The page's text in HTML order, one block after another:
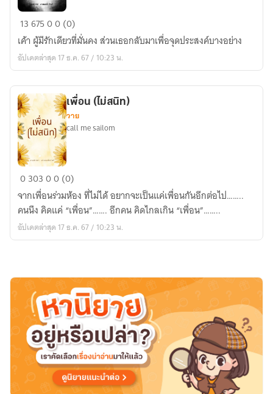
Bad
love
รัก
ร้าย
นาย
เย็น
ชา
1367500 (0)
เค้า ผู้มีรักเดียวที่มั่นคง ส่วนเธอกลับมาเพื่อจุดประสงค์บางอย่าง
อัปเดตล่าสุด 17 ธ.ค. 67 / 10:23 น.
เพื่อน
สนิท)
เพื่อน (ไม่สนิท)
วาย
call me sailom
030300 (0)
จากเพื่อนร่วมห้อง ที่ไม่ได้ อยากจะเป็นแค่เพื่อนกันอีกต่อไป……..
คนนึง คิดแค่ “เพื่อน”……. อีกคน คิดไกลเกิน “เพื่อน”……..
อัปเดตล่าสุด 17 ธ.ค. 67 / 10:23 น.